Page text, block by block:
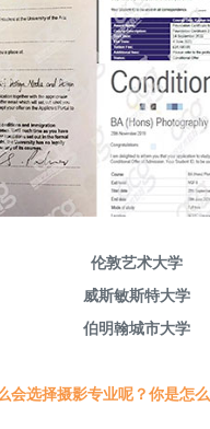
伦敦艺术大学
威斯敏斯特大学
伯明翰城市大学
会选择摄影专业呢？你是怎